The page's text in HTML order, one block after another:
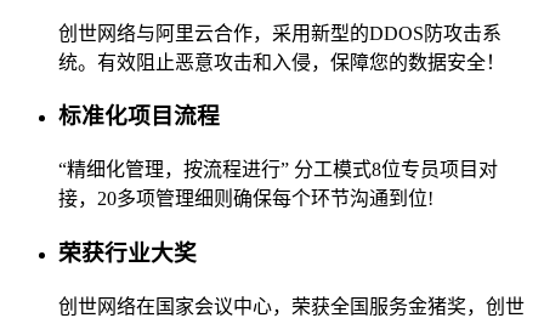
创世网络与阿里云合作，采用新型的DDOS防攻击系
统。有效阻止恶意攻击和入侵，保障您的数据安全！
标准化项目流程
“精细化管理，按流程进行” 分工模式8位专员项目对
接，20多项管理细则确保每个环节沟通到位!
荣获行业大奖
创世网络在国家会议中心，荣获全国服务金猪奖，创世